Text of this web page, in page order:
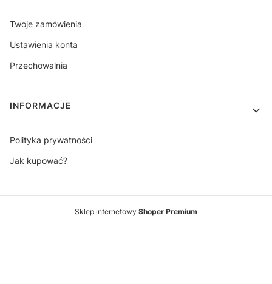
Twoje zamówienia
Ustawienia konta
Przechowalnia
INFORMACJE
Polityka prywatności
Jak kupować?
Sklep internetowy Shoper Premium